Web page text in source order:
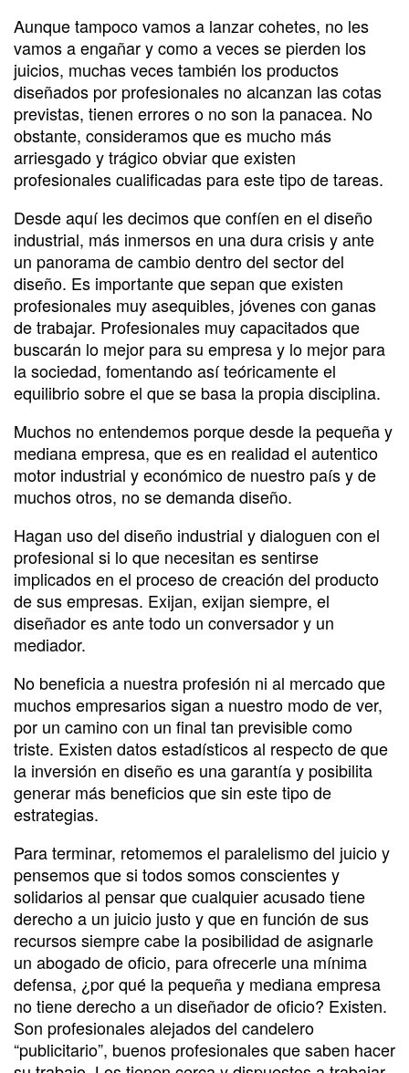
Aunque tampoco vamos a lanzar cohetes, no les
vamos a engañar y como a veces se pierden los
juicios, muchas veces también los productos
diseñados por profesionales no alcanzan las cotas
previstas, tienen errores o no son la panacea. No
obstante, consideramos que es mucho más
arriesgado y trágico obviar que existen
profesionales cualificadas para este tipo de tareas.
Desde aquí les decimos que confíen en el diseño
industrial, más inmersos en una dura crisis y ante
un panorama de cambio dentro del sector del
diseño. Es importante que sepan que existen
profesionales muy asequibles, jóvenes con ganas
de trabajar. Profesionales muy capacitados que
buscarán lo mejor para su empresa y lo mejor para
la sociedad, fomentando así teóricamente el
equilibrio sobre el que se basa la propia disciplina.
Muchos no entendemos porque desde la pequeña y
mediana empresa, que es en realidad el autentico
motor industrial y económico de nuestro país y de
muchos otros, no se demanda diseño.
Hagan uso del diseño industrial y dialoguen con el
profesional si lo que necesitan es sentirse
implicados en el proceso de creación del producto
de sus empresas. Exijan, exijan siempre, el
diseñador es ante todo un conversador y un
mediador.
No beneficia a nuestra profesión ni al mercado que
muchos empresarios sigan a nuestro modo de ver,
por un camino con un final tan previsible como
triste. Existen datos estadísticos al respecto de que
la inversión en diseño es una garantía y posibilita
generar más beneficios que sin este tipo de
estrategias.
Para terminar, retomemos el paralelismo del juicio y
pensemos que si todos somos conscientes y
solidarios al pensar que cualquier acusado tiene
derecho a un juicio justo y que en función de sus
recursos siempre cabe la posibilidad de asignarle
un abogado de oficio, para ofrecerle una mínima
defensa, ¿por qué la pequeña y mediana empresa
no tiene derecho a un diseñador de oficio? Existen.
Son profesionales alejados del candelero
“publicitario”, buenos profesionales que saben hacer